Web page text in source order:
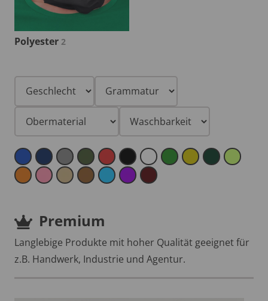
Polyester 2
Premium
Langlebige Produkte mit hoher Qualität geeignet für
z.B. Handwerk, Industrie und Agentur.